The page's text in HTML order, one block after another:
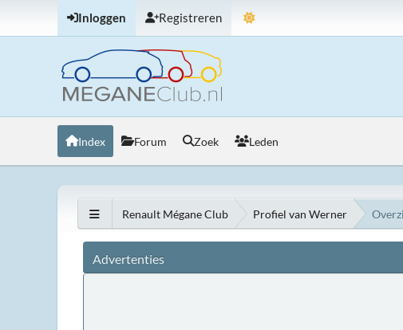
Inloggen Registreren
Index Forum Zoek Leden
Renault Mégane Club Profiel van Werner
Advertenties